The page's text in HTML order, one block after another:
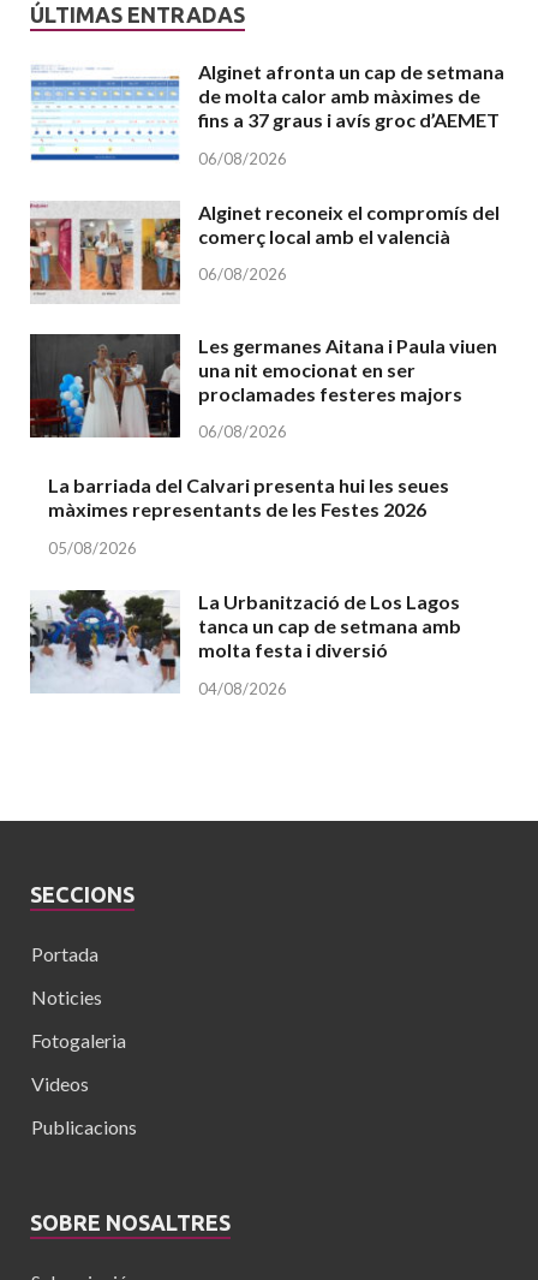
ÚLTIMAS ENTRADAS
Alginet afronta un cap de setmana
de molta calor amb màximes de
fins a 37 graus i avís groc d’AEMET
06/08/2026
Alginet reconeix el compromís del
comerç local amb el valencià
06/08/2026
Les germanes Aitana i Paula viuen
una nit emocionat en ser
proclamades festeres majors
06/08/2026
La barriada del Calvari presenta hui les seues
màximes representants de les Festes 2026
05/08/2026
La Urbanització de Los Lagos
tanca un cap de setmana amb
molta festa i diversió
04/08/2026
SECCIONS
Portada
Noticies
Fotogaleria
Videos
Publicacions
SOBRE NOSALTRES